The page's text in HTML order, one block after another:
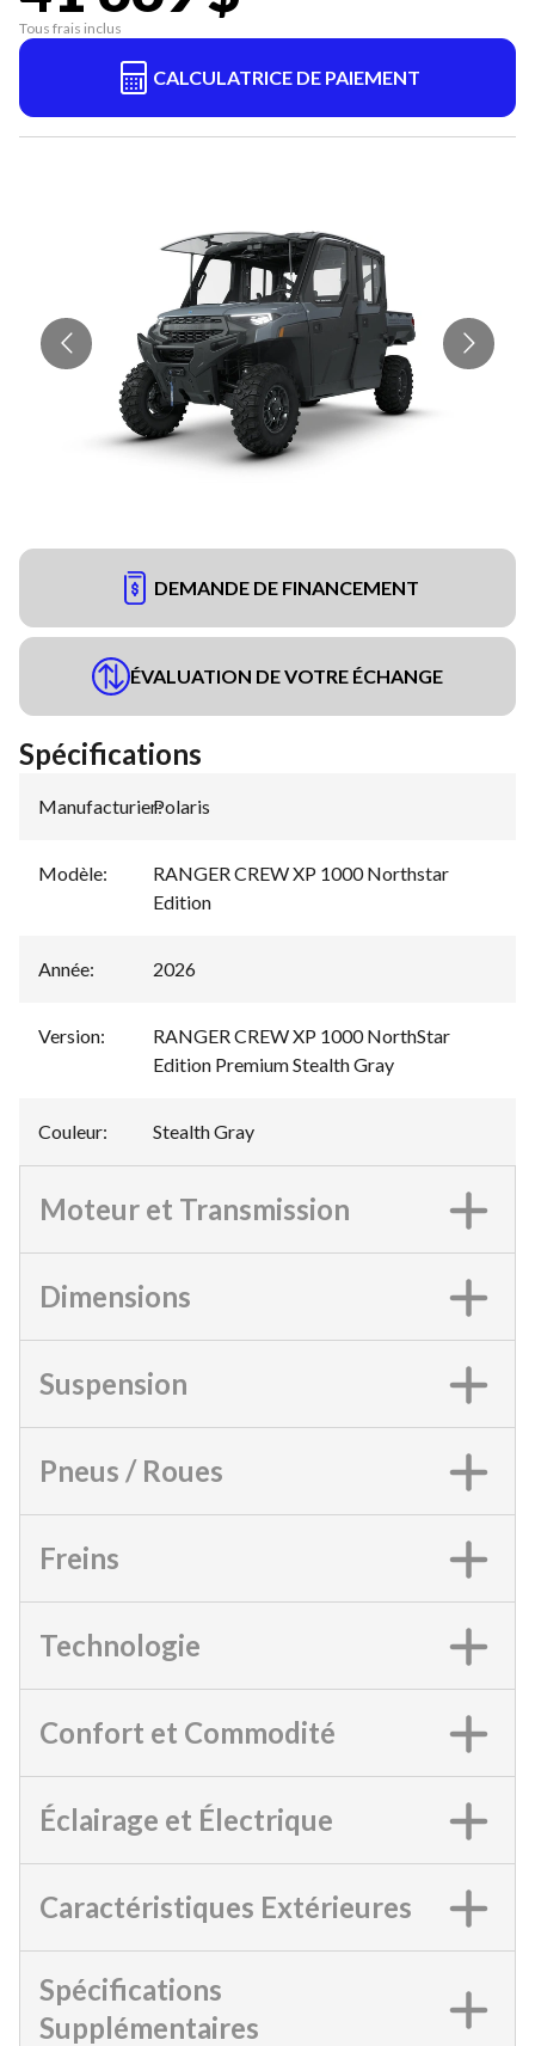
Tous frais inclus
CALCULATRICE DE PAIEMENT
DEMANDE DE FINANCEMENT
ÉVALUATION DE VOTRE ÉCHANGE
Spécifications
Manufacturier:
Polaris
Modèle:
RANGER CREW XP 1000 Northstar
Edition
Année: 2026
Version:
RANGER CREW XP 1000 NorthStar
Edition Premium Stealth Gray
Couleur: Stealth Gray
Moteur et Transmission
Dimensions
Suspension
Pneus / Roues
Freins
Technologie
Confort et Commodité
Éclairage et Électrique
Caractéristiques Extérieures
Spécifications
Supplémentaires